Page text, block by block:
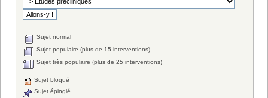
Sujet normal
Sujet populaire (plus de 15 interventions)
Sujet très populaire (plus de 25 interventions)
Sujet bloqué
Sujet épinglé